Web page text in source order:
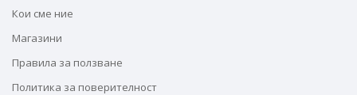
Кои сме ние
Магазини
Правила за ползване
Политика за поверителност